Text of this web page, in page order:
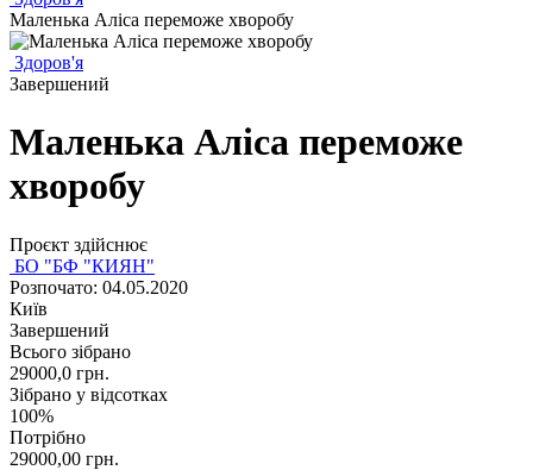
Маленька Аліса переможе хворобу
Здоров'я
Завершений
Маленька Аліса переможе
хворобу
Проєкт здійснює
БО "БФ "КИЯН"
Розпочато: 04.05.2020
Київ
Завершений
Всього зібрано
29000,0 грн.
Зібрано у відсотках
100%
Потрібно
29000,00 грн.